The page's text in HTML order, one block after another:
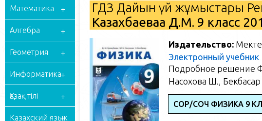
Математика
Алгебра
Геометрия
Информатика
Қазақ тілі
Казахский язык
ГДЗ Дайын үй жұмыстары
Казахбаеваа Д.М. 9 класс
Издательство:
Электронный учебник
Подробное решение
Насохова Ш.,
СОР/СОЧ ФИЗИКА 9